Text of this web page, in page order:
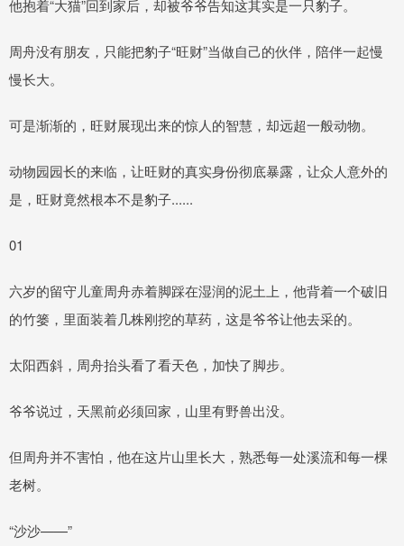
他抱着“大猫”回到家后，却被爷爷告知这其实是一只豹子。
周舟没有朋友，只能把豹子“旺财”当做自己的伙伴，陪伴一起慢
慢长大。
可是渐渐的，旺财展现出来的惊人的智慧，却远超一般动物。
动物园园长的来临，让旺财的真实身份彻底暴露，让众人意外的
是，旺财竟然根本不是豹子......
01
六岁的留守儿童周舟赤着脚踩在湿润的泥土上，他背着一个破旧
的竹篓，里面装着几株刚挖的草药，这是爷爷让他去采的。
太阳西斜，周舟抬头看了看天色，加快了脚步。
爷爷说过，天黑前必须回家，山里有野兽出没。
但周舟并不害怕，他在这片山里长大，熟悉每一处溪流和每一棵
老树。
“沙沙——”